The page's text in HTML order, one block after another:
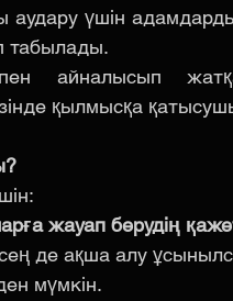
үшін
табылады.
айналысып
қылмысқа
жауап берудің
де ақша алу
мүмкін.